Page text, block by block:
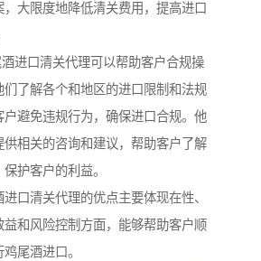
大限度地降低清关费用，提高进口
进口清关代理可以帮助客户合规操
们了解各个和地区的进口限制和法规
户避免违规行为，确保进口合规。他
供相关的咨询和建议，帮助客户了解
护客户的利益。
口清关代理的优点主要体现在性、
益和风险控制方面，能够帮助客户顺
尾酒进口。